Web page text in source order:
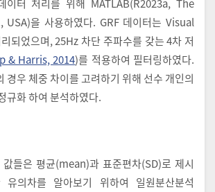
이터 처리를 위해 MATLAB(R2023a, The
을 사용하였다. GRF 데이터는 Visual
되었으며, 25Hz 차단 주파수를 갖는 4차 저
& Harris, 2014)를 적용하여 필터링하였다.
경우 체중 차이를 고려하기 위해 선수 개인의
규화 하여 분석하였다.
들은 평균(mean)과 표준편차(SD)로 제시
의차를 알아보기 위하여 일원분산분석